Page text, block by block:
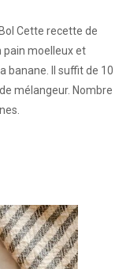
Cette recette de
pain moelleux et
banane. Il suffit de 10
mélangeur. Nombre